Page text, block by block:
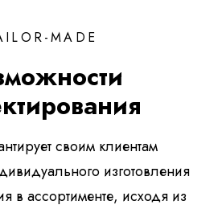
MADE
своим клиентам
изготовления
в ассортименте, исходя из